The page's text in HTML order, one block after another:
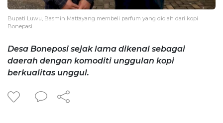
Bupati Luwu, Basmin Mattayang membeli parfum yang diolah dari kopi
Bonepasi.
Desa Boneposi sejak lama dikenal sebagai
daerah dengan komoditi unggulan kopi
berkualitas unggul.